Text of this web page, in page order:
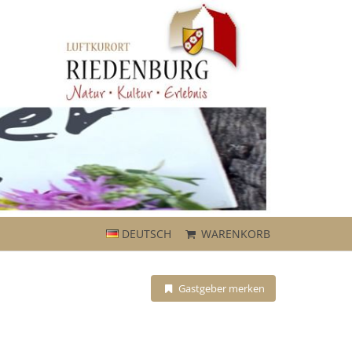
DEUTSCH WARENKORB
Gastgeber merken